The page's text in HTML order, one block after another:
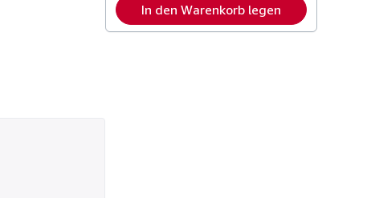
In den Warenkorb legen